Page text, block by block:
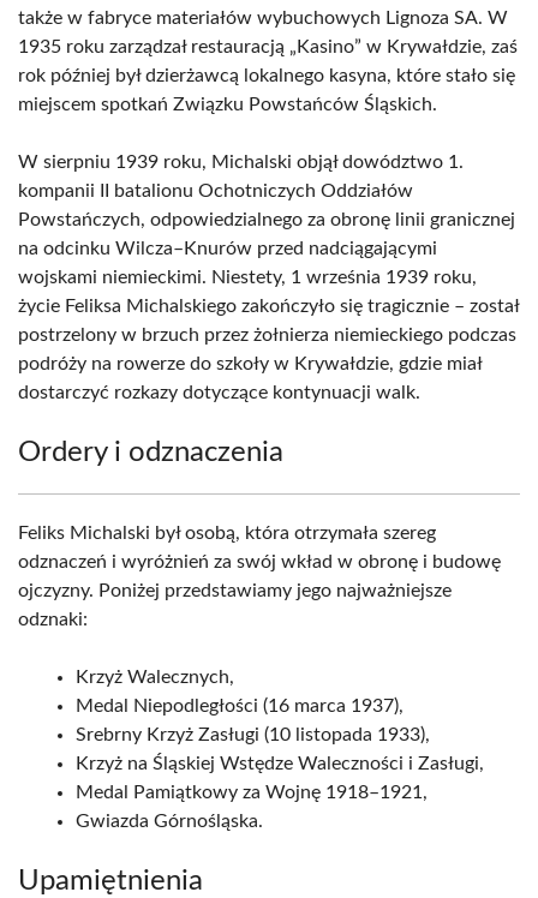
także w fabryce materiałów wybuchowych Lignoza SA. W
1935 roku zarządzał restauracją „Kasino” w Krywałdzie, zaś
rok później był dzierżawcą lokalnego kasyna, które stało się
miejscem spotkań Związku Powstańców Śląskich.
W sierpniu 1939 roku, Michalski objął dowództwo 1.
kompanii II batalionu Ochotniczych Oddziałów
Powstańczych, odpowiedzialnego za obronę linii granicznej
na odcinku Wilcza–Knurów przed nadciągającymi
wojskami niemieckimi. Niestety, 1 września 1939 roku,
życie Feliksa Michalskiego zakończyło się tragicznie – został
postrzelony w brzuch przez żołnierza niemieckiego podczas
podróży na rowerze do szkoły w Krywałdzie, gdzie miał
dostarczyć rozkazy dotyczące kontynuacji walk.
Ordery i odznaczenia
Feliks Michalski był osobą, która otrzymała szereg
odznaczeń i wyróżnień za swój wkład w obronę i budowę
ojczyzny. Poniżej przedstawiamy jego najważniejsze
odznaki:
Krzyż Walecznych,
Medal Niepodległości (16 marca 1937),
Srebrny Krzyż Zasługi (10 listopada 1933),
Krzyż na Śląskiej Wstędze Waleczności i Zasługi,
Medal Pamiątkowy za Wojnę 1918–1921,
Gwiazda Górnośląska.
Upamiętnienia